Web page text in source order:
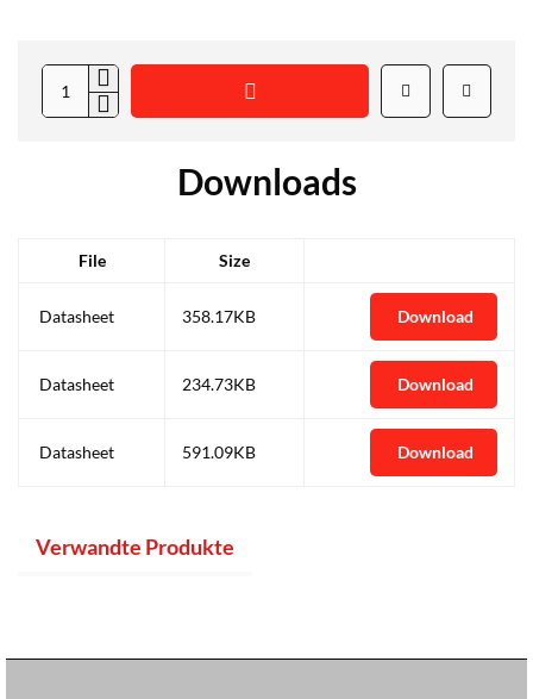
Downloads
File Size
Datasheet 358.17KB Download
Datasheet 234.73KB Download
Datasheet 591.09KB Download
Verwandte Produkte